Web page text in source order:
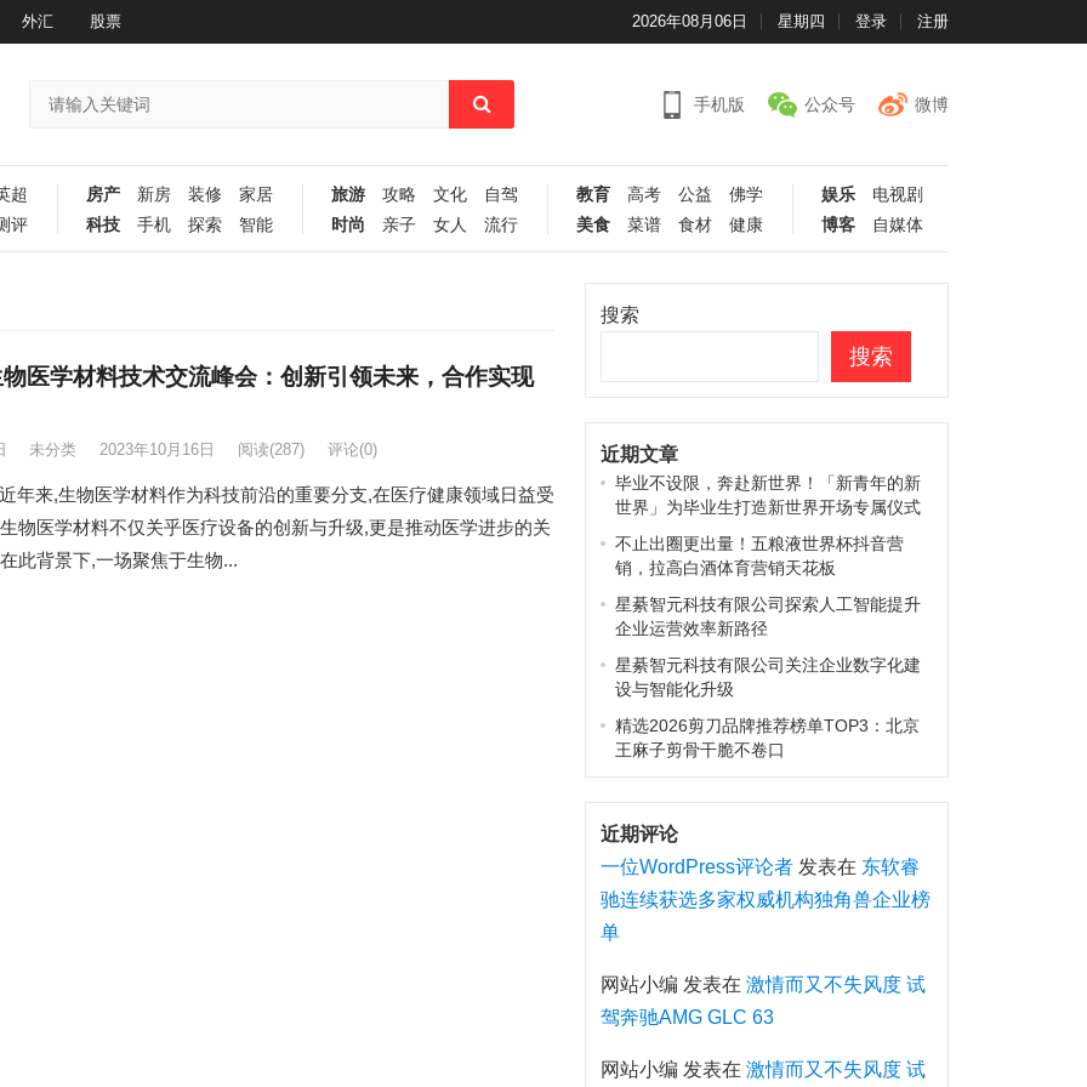
外汇 股票 2026年08月06日 星期四 登录 注册
手机版 公众号 微博
超
评
房产 新房 装修
家居
科技
手机 探索 智能
旅游 攻略 文化
自驾
时尚
亲子 女人 流行
教育 高考 公益
佛学
美食
菜谱 食材 健康
娱乐
电视剧
博客
自媒体
医学材料技术交流峰会：创新引领未来，合作实现
未分类 2023年10月16日 阅读(287) 评论(0)
年来,生物医学材料作为科技前沿的重要分支,在医疗健康领域日益受
物医学材料不仅关乎医疗设备的创新与升级,更是推动医学进步的关
此背景下,一场聚焦于生物...
搜索
搜索
近期文章
毕业不设限，奔赴新世界！「新青年的新
世界」为毕业生打造新世界开场专属仪式
不止出圈更出量！五粮液世界杯抖音营
销，拉高白酒体育营销天花板
星綦智元科技有限公司探索人工智能提升
企业运营效率新路径
星綦智元科技有限公司关注企业数字化建
设与智能化升级
精选2026剪刀品牌推荐榜单TOP3：北京
王麻子剪骨干脆不卷口
近期评论
一位WordPress评论者发表在 东软睿
驰连续获选多家权威机构独角兽企业榜
单
网站小编 发表在 激情而又不失风度 试
驾奔驰AMG GLC 63
网站小编 发表在 激情而又不失风度 试